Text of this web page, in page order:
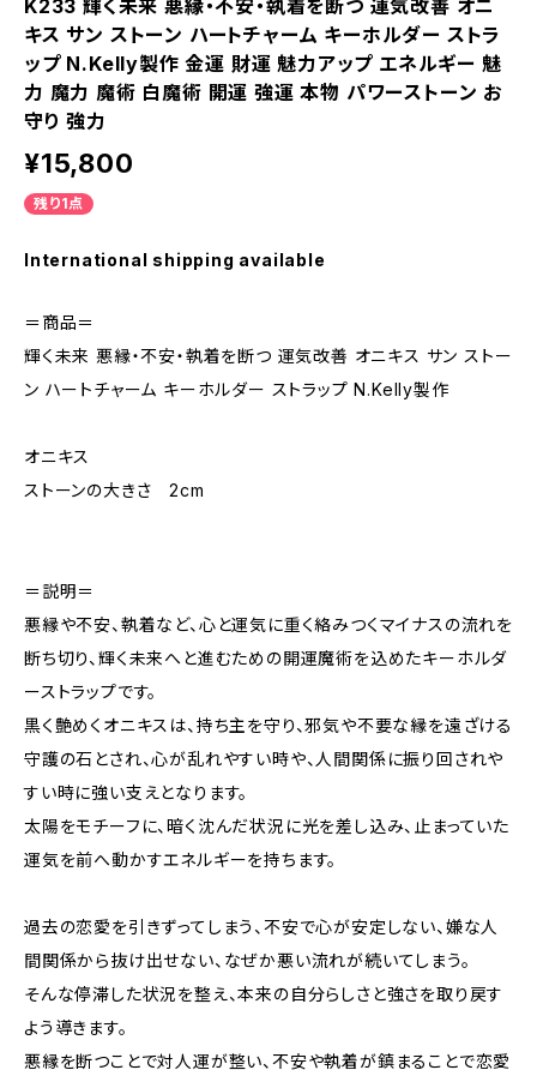
K233 輝く未来 悪縁・不安・執着を断つ 運気改善 オニ
キス サン ストーン ハートチャーム キーホルダー ストラ
ップ N.Kelly製作 金運 財運 魅力アップ エネルギー 魅
力 魔力 魔術 白魔術 開運 強運 本物 パワーストーン お
守り 強力
¥15,800
残り1点
International shipping available
＝商品＝
輝く未来 悪縁・不安・執着を断つ 運気改善 オニキス サン ストー
ン ハートチャーム キーホルダー ストラップ N.Kelly製作
オニキス
ストーンの大きさ 2cm
＝説明＝
悪縁や不安、執着など、心と運気に重く絡みつくマイナスの流れを
断ち切り、輝く未来へと進むための開運魔術を込めたキーホルダ
ーストラップです。
黒く艶めくオニキスは、持ち主を守り、邪気や不要な縁を遠ざける
守護の石とされ、心が乱れやすい時や、人間関係に振り回されや
すい時に強い支えとなります。
太陽をモチーフに、暗く沈んだ状況に光を差し込み、止まっていた
運気を前へ動かすエネルギーを持ちます。
過去の恋愛を引きずってしまう、不安で心が安定しない、嫌な人
間関係から抜け出せない、なぜか悪い流れが続いてしまう。
そんな停滞した状況を整え、本来の自分らしさと強さを取り戻す
よう導きます。
悪縁を断つことで対人運が整い、不安や執着が鎮まることで恋愛